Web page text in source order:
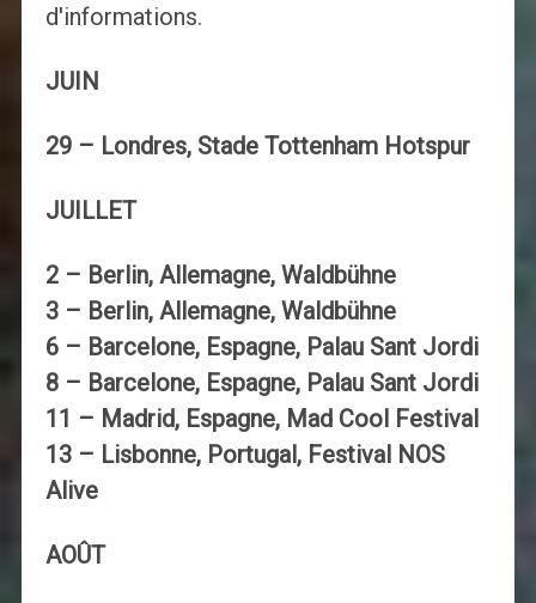
d'informations.
JUIN
29 – Londres, Stade Tottenham Hotspur
JUILLET
2 – Berlin, Allemagne, Waldbühne
3 – Berlin, Allemagne, Waldbühne
6 – Barcelone, Espagne, Palau Sant Jordi
8 – Barcelone, Espagne, Palau Sant Jordi
11 – Madrid, Espagne, Mad Cool Festival
13 – Lisbonne, Portugal, Festival NOS
Alive
AOÛT